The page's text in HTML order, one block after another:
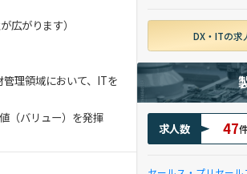
広がります）
理領域において、ITを
（バリュー）を発揮
DX・ITの求
求人数 47